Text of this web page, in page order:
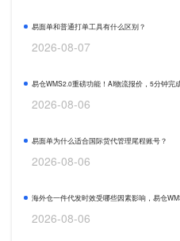
易面单和普通打单工具有什么区别？
2026-08-07
易仓WMS2.0重磅功能！AI物流报价，5分钟完
2026-08-06
易面单为什么适合国际货代管理尾程账号？
2026-08-06
海外仓一件代发时效受哪些因素影响，易仓
2026-08-06